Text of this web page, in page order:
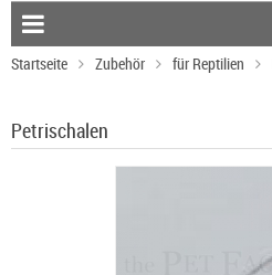
Startseite Zubehör für Reptilien
Petrischalen